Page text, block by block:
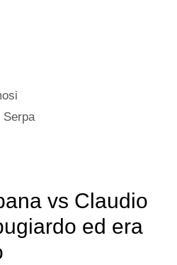
Serpa
vs Claudio
ed era